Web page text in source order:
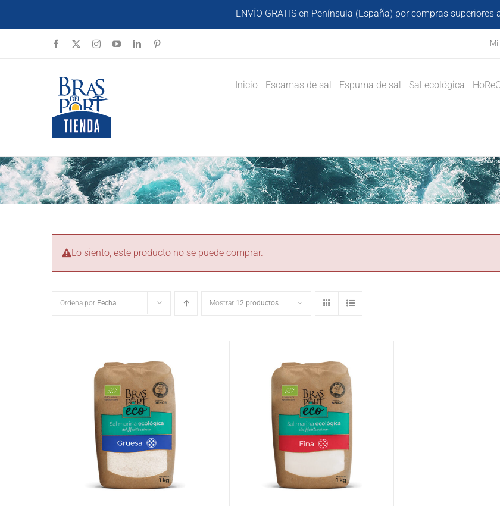
ENVÍO GRATIS en Península (España) por compras superiores
Facebook InstagramYouTubeLinkedIn Mi
Inicio Escamas de sal Espuma de sal Sal ecológica
Lo siento, este producto no se puede comprar.
Ordena por Fecha Mostrar 12 productos